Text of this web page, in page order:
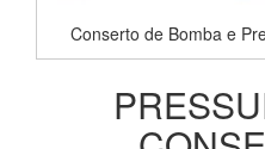
Conserto de Bomba e